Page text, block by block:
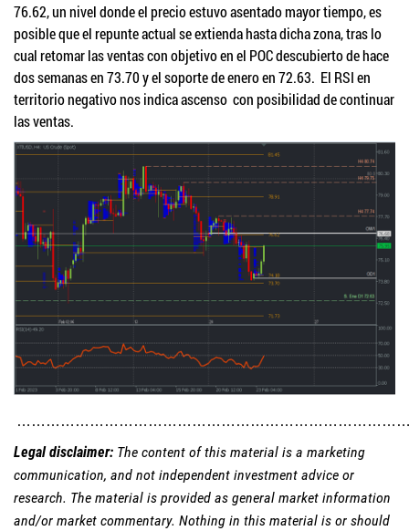
76.62, un nivel donde el precio estuvo asentado mayor tiempo, es
posible que el repunte actual se extienda hasta dicha zona, tras lo
cual retomar las ventas con objetivo en el POC descubierto de hace
dos semanas en 73.70 y el soporte de enero en 72.63. El RSI en
territorio negativo nos indica ascenso con posibilidad de continuar
las ventas.
Legal disclaimer: The content of this material is a marketing
communication, and not independent investment advice or
research. The material is provided as general market information
and/or market commentary. Nothing in this material is or should